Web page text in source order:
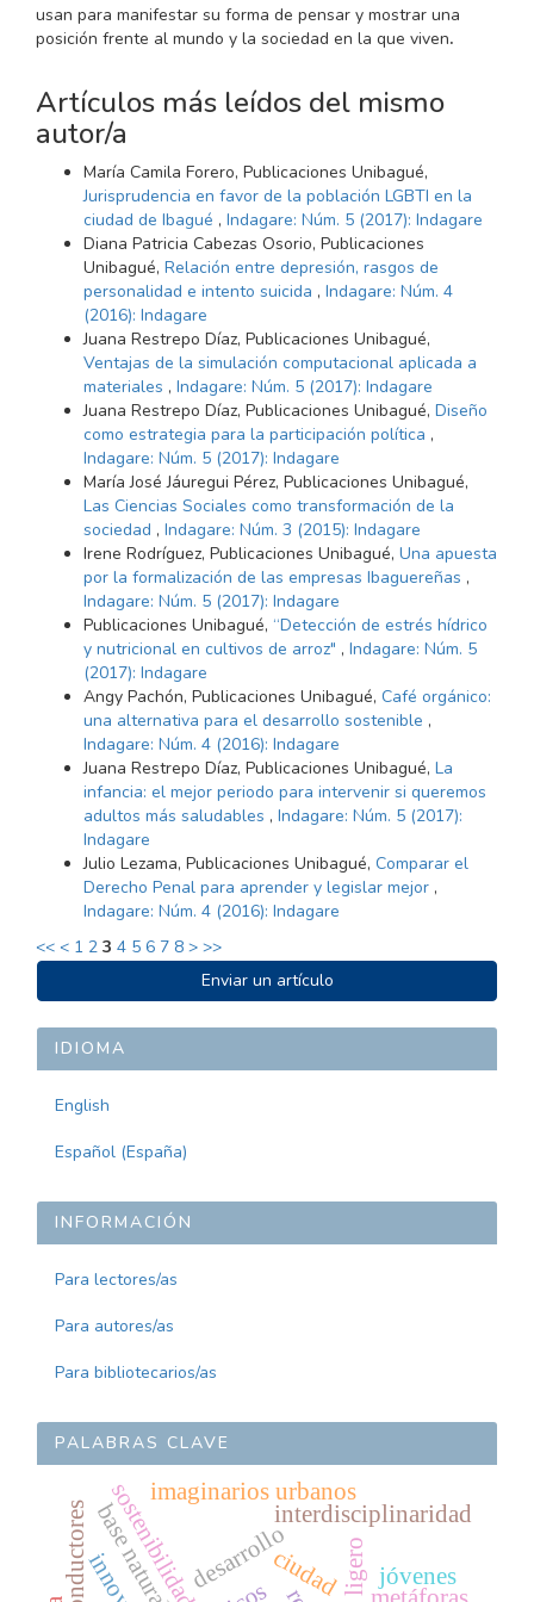
usan para manifestar su forma de pensar y mostrar una
posición frente al mundo y la sociedad en la que viven.
Artículos más leídos del mismo
autor/a
María Camila Forero, Publicaciones Unibagué,
Jurisprudencia en favor de la población LGBTI en la
ciudad de Ibagué , Indagare: Núm. 5 (2017): Indagare
Diana Patricia Cabezas Osorio, Publicaciones
Unibagué, Relación entre depresión, rasgos de
personalidad e intento suicida , Indagare: Núm. 4
(2016): Indagare
Juana Restrepo Díaz, Publicaciones Unibagué,
Ventajas de la simulación computacional aplicada a
materiales , Indagare: Núm. 5 (2017): Indagare
Juana Restrepo Díaz, Publicaciones Unibagué, Diseño
como estrategia para la participación política ,
Indagare: Núm. 5 (2017): Indagare
María José Jáuregui Pérez, Publicaciones Unibagué,
Las Ciencias Sociales como transformación de la
sociedad , Indagare: Núm. 3 (2015): Indagare
Irene Rodríguez, Publicaciones Unibagué, Una apuesta
por la formalización de las empresas Ibaguereñas ,
Indagare: Núm. 5 (2017): Indagare
Publicaciones Unibagué, “Detección de estrés hídrico
y nutricional en cultivos de arroz" , Indagare: Núm. 5
(2017): Indagare
Angy Pachón, Publicaciones Unibagué, Café orgánico:
una alternativa para el desarrollo sostenible ,
Indagare: Núm. 4 (2016): Indagare
Juana Restrepo Díaz, Publicaciones Unibagué, La
infancia: el mejor periodo para intervenir si queremos
adultos más saludables , Indagare: Núm. 5 (2017):
Indagare
Julio Lezama, Publicaciones Unibagué, Comparar el
Derecho Penal para aprender y legislar mejor ,
Indagare: Núm. 4 (2016): Indagare
<< < 1 2 3 4 5 6 7 8 > >>
ENVIAR
UN
ARTÍCULO
Enviar un artículo
IDIOMA
English
Español (España)
INFORMACIÓN
Para lectores/as
Para autores/as
Para bibliotecarios/as
PALABRAS CLAVE
sostenibilidaddesarrollo
metáforas
interdisciplinaridad
base natural ciudad
imaginarios urbanos
jóvenes